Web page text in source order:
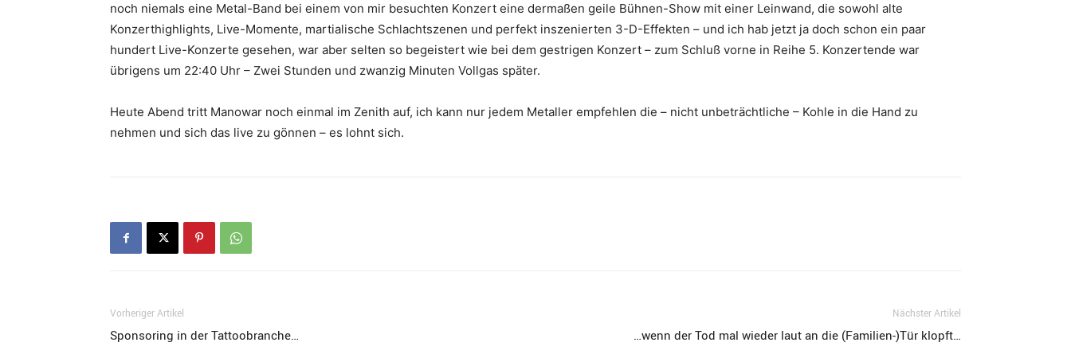
noch niemals eine Metal-Band bei einem von mir besuchten Konzert eine dermaßen geile Bühnen-Show mit einer Leinwand, die sowohl alte
Konzerthighlights, Live-Momente, martialische Schlachtszenen und perfekt inszenierten 3-D-Effekten – und ich hab jetzt ja doch schon ein paar
hundert Live-Konzerte gesehen, war aber selten so begeistert wie bei dem gestrigen Konzert – zum Schluß vorne in Reihe 5. Konzertende war
übrigens um 22:40 Uhr – Zwei Stunden und zwanzig Minuten Vollgas später.
Heute Abend tritt Manowar noch einmal im Zenith auf, ich kann nur jedem Metaller empfehlen die – nicht unbeträchtliche – Kohle in die Hand zu
nehmen und sich das live zu gönnen – es lohnt sich.
Vorheriger Artikel
Sponsoring in der Tattoobranche…
Nächster Artikel
…wenn der Tod mal wieder laut an die (Familien-)Tür klopft…